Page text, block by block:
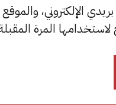
الإلكتروني، والموقع
المرة